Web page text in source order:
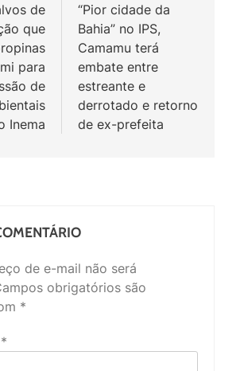
de
que
para
de
Inema
“Pior cidade da
Bahia” no IPS,
Camamu terá
embate entre
estreante e
derrotado e retorno
de ex-prefeita
de e-mail não será
obrigatórios são
*
*